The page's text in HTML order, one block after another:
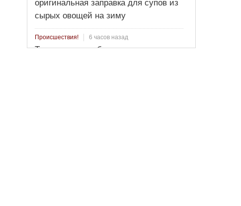
оригинальная заправка для супов из
сырых овощей на зиму
Происшествия! 6 часов назад
Три человека заблудились в лесу